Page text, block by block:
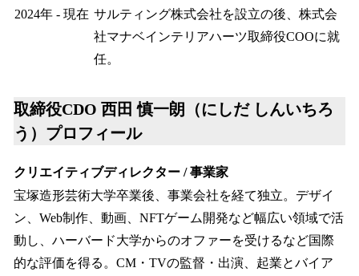
2024年 - 現在 サルティング株式会社を設立の後、株式会
社マナベインテリアハーツ取締役COOに就
任。
取締役CDO 西田 慎一朗（にしだ しんいちろ
う）プロフィール
クリエイティブディレクター / 事業家
宝塚造形芸術大学卒業後、事業会社を経て独立。デザイ
ン、Web制作、動画、NFTゲーム開発など幅広い領域で活
動し、ハーバード大学からのオファーを受けるなど国際
的な評価を得る。CM・TVの監督・出演、起業とバイア